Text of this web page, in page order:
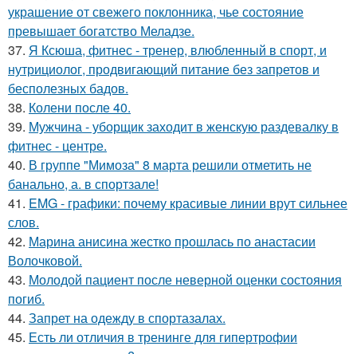
украшение от свежего поклонника, чье состояние
превышает богатство Меладзе.
37. Я Ксюша, фитнес - тренер, влюбленный в спорт, и
нутрициолог, продвигающий питание без запретов и
бесполезных бадов.
38. Колени после 40.
39. Мужчина - уборщик заходит в женскую раздевалку в
фитнес - центре.
40. В группе "Мимоза" 8 марта решили отметить не
банально, а. в спортзале!
41. EMG - графики: почему красивые линии врут сильнее
слов.
42. Марина анисина жестко прошлась по анастасии
Волочковой.
43. Молодой пациент после неверной оценки состояния
погиб.
44. Запрет на одежду в спортазалах.
45. Есть ли отличия в тренинге для гипертрофии